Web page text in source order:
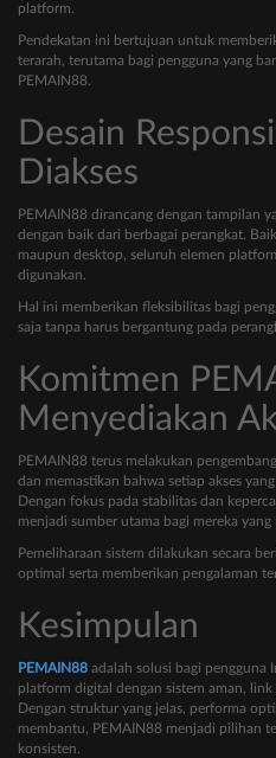
platform.
Pendekatan ini bertujuan untuk
terarah, terutama bagi pengguna yang
PEMAIN88.
Desain
Diakses
PEMAIN88 dirancang dengan tampilan
dengan baik dari berbagai perangkat.
maupun desktop, seluruh elemen
digunakan.
Hal ini memberikan fleksibilitas bagi
saja tanpa harus bergantung pada
Komitmen
Menyediakan
PEMAIN88 terus melakukan
dan memastikan bahwa setiap akses
Dengan fokus pada stabilitas dan
menjadi sumber utama bagi mereka
Pemeliharaan sistem dilakukan secara
optimal serta memberikan pengalaman
Kesimpulan
PEMAIN88 adalah solusi bagi pengguna
platform digital dengan sistem aman,
Dengan struktur yang jelas, performa
membantu, PEMAIN88 menjadi pilihan
konsisten.